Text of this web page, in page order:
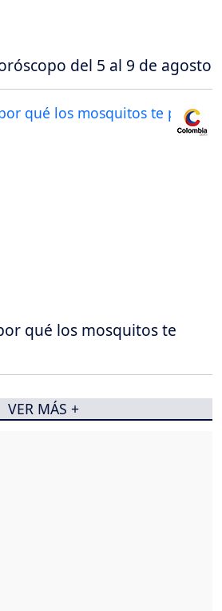
del 5 al 9 de agosto
qué los mosquitos te
VER MÁS +